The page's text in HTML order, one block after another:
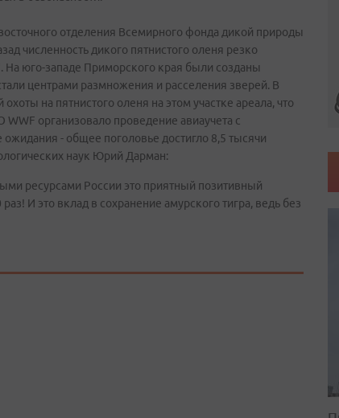
отделения Всемирного фонда дикой природы
численность дикого пятнистого оленя резко
На юго-западе Приморского края были созданы
центрами размножения и расселения зверей. В
на пятнистого оленя на этом участке ареала, что
организовало проведение авиаучета с
- общее поголовье достигло 8,5 тысячи
наук Юрий Дарман:
ресурсами России это приятный позитивный
И это вклад в сохранение амурского тигра, ведь без